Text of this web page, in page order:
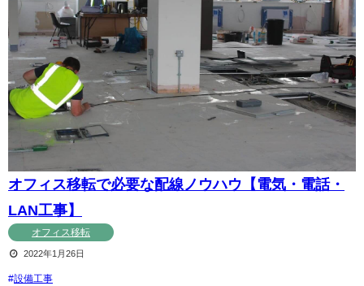
オフィス移転で必要な配線ノウハウ【電気・電話・
LAN工事】
オフィス移転
2022年1月26日
設備工事